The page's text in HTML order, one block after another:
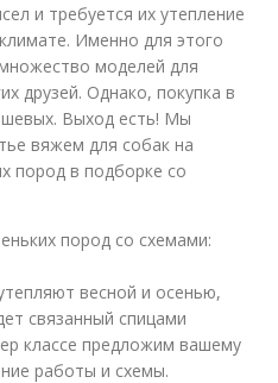
и требуется их утепление
Именно для этого
моделей для
друзей. Однако, покупка в
Выход есть! Мы
вяжем для собак на
пород в подборке со
пород со схемами:
весной и осенью,
связанный спицами
классе предложим вашему
работы и схемы.